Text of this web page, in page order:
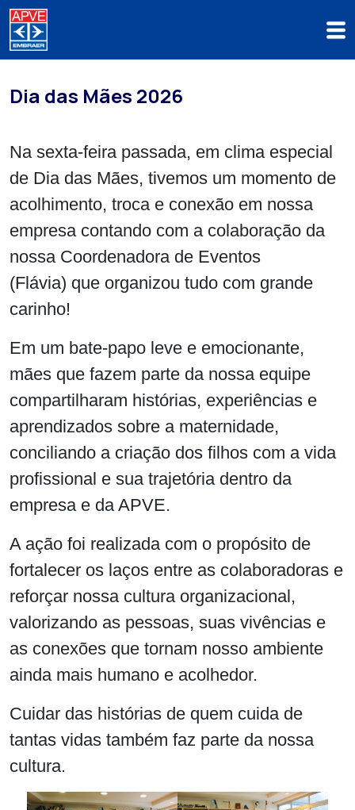
Dia das Mães 2026
Na sexta-feira passada, em clima especial
de Dia das Mães, tivemos um momento de
acolhimento, troca e conexão em nossa
empresa contando com a colaboração da
nossa Coordenadora de Eventos
(Flávia) que organizou tudo com grande
carinho!
Em um bate-papo leve e emocionante,
mães que fazem parte da nossa equipe
compartilharam histórias, experiências e
aprendizados sobre a maternidade,
conciliando a criação dos filhos com a vida
profissional e sua trajetória dentro da
empresa e da APVE.
A ação foi realizada com o propósito de
fortalecer os laços entre as colaboradoras e
reforçar nossa cultura organizacional,
valorizando as pessoas, suas vivências e
as conexões que tornam nosso ambiente
ainda mais humano e acolhedor.
Cuidar das histórias de quem cuida de
tantas vidas também faz parte da nossa
cultura.